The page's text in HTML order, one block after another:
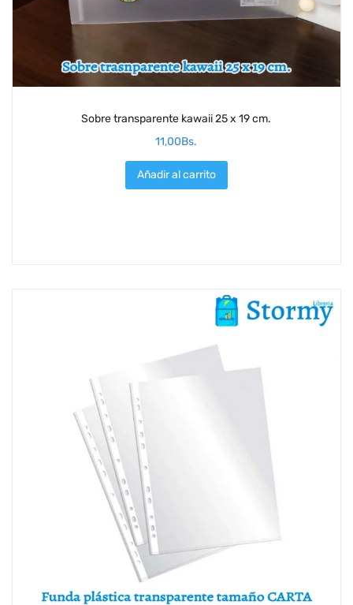
Sobre transparente kawaii 25 x 19 cm.
11,00Bs.
Añadir al carrito